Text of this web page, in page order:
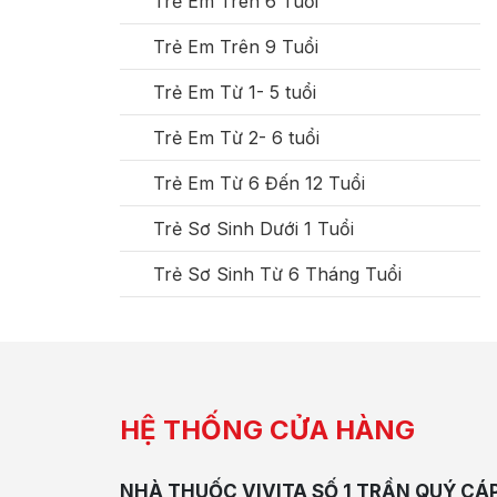
Trẻ Em Trên 9 Tuổi
Trẻ Em Từ 1- 5 tuổi
Trẻ Em Từ 2- 6 tuổi
Trẻ Em Từ 6 Đến 12 Tuổi
Trẻ Sơ Sinh Dưới 1 Tuổi
Trẻ Sơ Sinh Từ 6 Tháng Tuổi
HỆ THỐNG CỬA HÀNG
NHÀ THUỐC VIVITA SỐ 1 TRẦN QUÝ